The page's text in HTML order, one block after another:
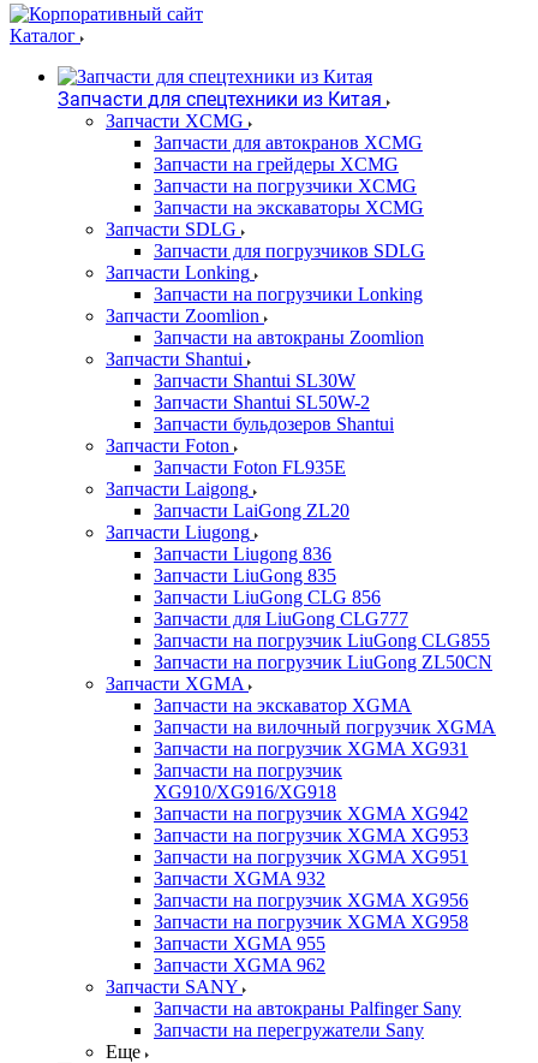
Каталог
Запчасти для спецтехники из Китая
Запчасти XCMG
Запчасти для автокранов XCMG
Запчасти на грейдеры XCMG
Запчасти на погрузчики XCMG
Запчасти на экскаваторы XCMG
Запчасти SDLG
Запчасти для погрузчиков SDLG
Запчасти Lonking
Запчасти на погрузчики Lonking
Запчасти Zoomlion
Запчасти на автокраны Zoomlion
Запчасти Shantui
Запчасти Shantui SL30W
Запчасти Shantui SL50W-2
Запчасти бульдозеров Shantui
Запчасти Foton
Запчасти Foton FL935E
Запчасти Laigong
Запчасти LaiGong ZL20
Запчасти Liugong
Запчасти Liugong 836
Запчасти LiuGong 835
Запчасти LiuGong CLG 856
Запчасти для LiuGong CLG777
Запчасти на погрузчик LiuGong CLG855
Запчасти на погрузчик LiuGong ZL50CN
Запчасти XGMA
Запчасти на экскаватор XGMA
Запчасти на вилочный погрузчик XGMA
Запчасти на погрузчик XGMA XG931
Запчасти на погрузчик
XG910/XG916/XG918
Запчасти на погрузчик XGMA XG942
Запчасти на погрузчик XGMA XG953
Запчасти на погрузчик XGMA XG951
Запчасти XGMA 932
Запчасти на погрузчик XGMA XG956
Запчасти на погрузчик XGMA XG958
Запчасти XGMA 955
Запчасти XGMA 962
Запчасти SANY
Запчасти на автокраны Palfinger Sany
Запчасти на перегружатели Sany
Еще